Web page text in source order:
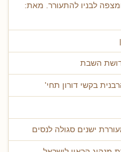
לבניו להתעורר. מאת:
השבת
בקשי דורון תחי'
ישנים סגולה לנסים